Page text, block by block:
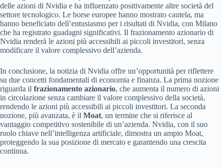
delle azioni di Nvidia e ha influenzato positivamente altre società del
settore tecnologico. Le borse europee hanno mostrato cautela, ma
hanno beneficiato dell’entusiasmo per i risultati di Nvidia, con Milano
che ha registrato guadagni significativi. Il frazionamento azionario di
Nvidia renderà le azioni più accessibili ai piccoli investitori, senza
modificare il valore complessivo dell’azienda.
In conclusione, la notizia di Nvidia offre un’opportunità per riflettere
su due concetti fondamentali di economia e finanza. La prima nozione
riguarda il frazionamento azionario, che aumenta il numero di azioni
in circolazione senza cambiare il valore complessivo della società,
rendendo le azioni più accessibili ai piccoli investitori. La seconda
nozione, più avanzata, è il Moat, un termine che si riferisce al
vantaggio competitivo sostenibile di un’azienda. Nvidia, con il suo
ruolo chiave nell’intelligenza artificiale, dimostra un ampio Moat,
proteggendo la sua posizione di mercato e garantendo una crescita
continua.